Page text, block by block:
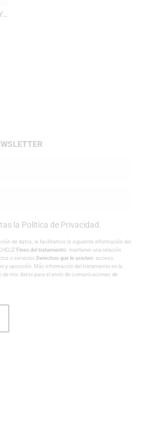
CHALECO YUKATA MUJER DE RAYAS ESEOESE
la Política de Privacidad.
de datos, le facilitamos la siguiente información del
Fines del tratamiento: mantener una relación
o servicios Derechos que le asisten: acceso,
y oposición. Más información del tratamiento en la
de mis datos para el envío de comunicaciones de